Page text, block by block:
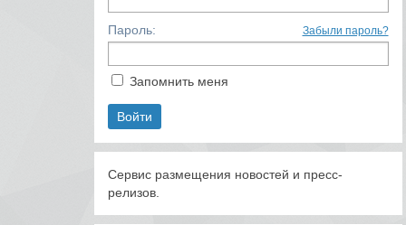
Пароль: Забыли пароль?
Запомнить меня
Сервис размещения новостей и пресс-
релизов.